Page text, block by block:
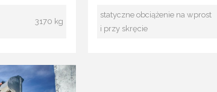
3170 kg
statyczne obciążenie na wprost
i przy skręcie